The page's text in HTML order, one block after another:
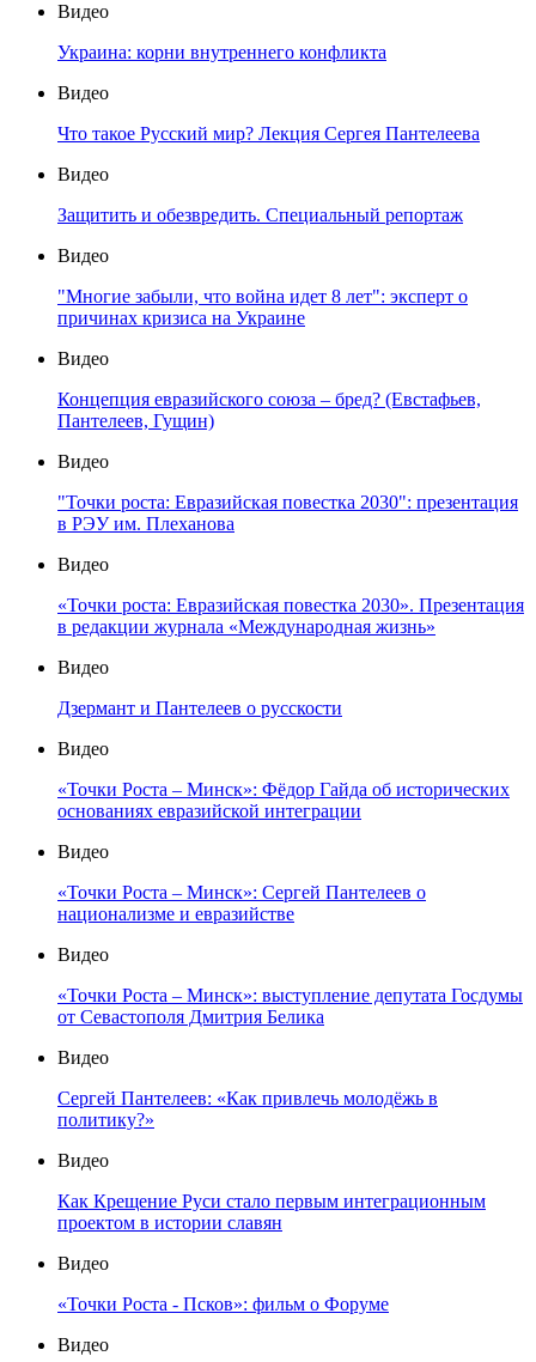
Видео
Украина: корни внутреннего конфликта
Видео
Что такое Русский мир? Лекция Сергея Пантелеева
Видео
Защитить и обезвредить. Специальный репортаж
Видео
"Многие забыли, что война идет 8 лет": эксперт о
причинах кризиса на Украине
Видео
Концепция евразийского союза – бред? (Евстафьев,
Пантелеев, Гущин)
Видео
"Точки роста: Евразийская повестка 2030": презентация
в РЭУ им. Плеханова
Видео
«Точки роста: Евразийская повестка 2030». Презентация
в редакции журнала «Международная жизнь»
Видео
Дзермант и Пантелеев о русскости
Видео
«Точки Роста – Минск»: Фёдор Гайда об исторических
основаниях евразийской интеграции
Видео
«Точки Роста – Минск»: Сергей Пантелеев о
национализме и евразийстве
Видео
«Точки Роста – Минск»: выступление депутата Госдумы
от Севастополя Дмитрия Белика
Видео
Сергей Пантелеев: «Как привлечь молодёжь в
политику?»
Видео
Как Крещение Руси стало первым интеграционным
проектом в истории славян
Видео
«Точки Роста - Псков»: фильм о Форуме
Видео